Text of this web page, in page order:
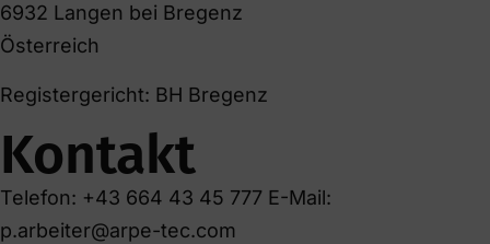
6932 Langen bei Bregenz
Österreich
Registergericht: BH Bregenz
Kontakt
Telefon: +43 664 43 45 777 E-Mail:
p.arbeiter@arpe-tec.com